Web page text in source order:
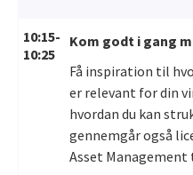
10:15-
10:25
Kom godt i gang
Få inspiration til
er relevant for din
hvordan du kan
gennemgår også
Asset Management